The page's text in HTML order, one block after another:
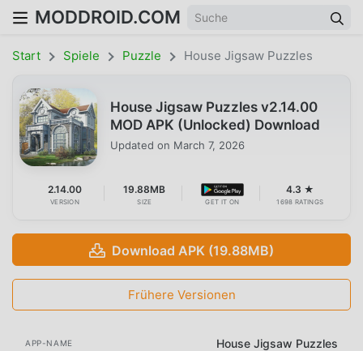
MODDROID.COM
Start Spiele Puzzle House Jigsaw Puzzles
House Jigsaw Puzzles v2.14.00
MOD APK (Unlocked) Download
Updated on March 7, 2026
2.14.00
VERSION
19.88MB
SIZE GET IT ON
4.3 ★
1698 RATINGS
Download APK (19.88MB)
Frühere Versionen
APP-NAME House Jigsaw Puzzles